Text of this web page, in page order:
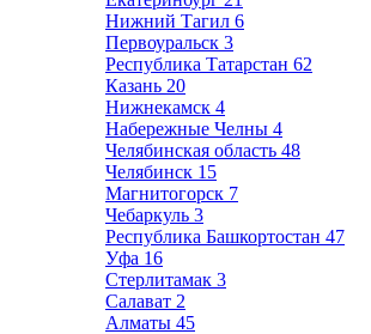
Нижний Тагил 6
Первоуральск 3
Республика Татарстан 62
Казань 20
Нижнекамск 4
Набережные Челны 4
Челябинская область 48
Челябинск 15
Магнитогорск 7
Чебаркуль 3
Республика Башкортостан 47
Уфа 16
Стерлитамак 3
Салават 2
Алматы 45